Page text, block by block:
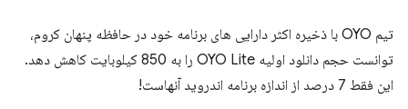
تیم OYO با ذخیره اکثر دارایی های برنامه خود در حافظه پنهان کروم،
توانست حجم دانلود اولیه OYO Lite را به 850 کیلوبایت کاهش دهد.
این فقط 7 درصد از اندازه برنامه اندروید آنهاست!